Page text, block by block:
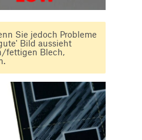
Sie jedoch Probleme
Bild aussieht
fettigen Blech,